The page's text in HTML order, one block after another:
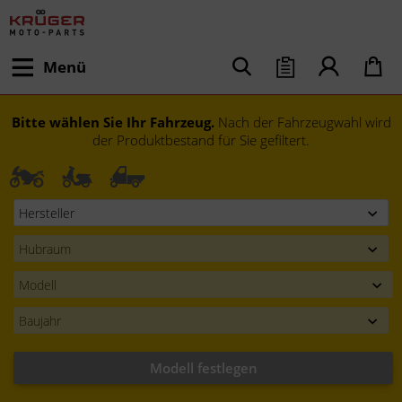
Menü
Bitte wählen Sie Ihr Fahrzeug. Nach der Fahrzeugwahl wird
der Produktbestand für Sie gefiltert.
Modell festlegen